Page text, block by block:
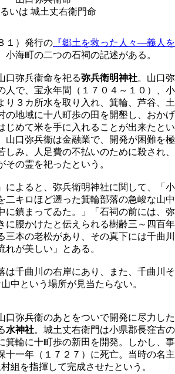
いは 城土丈右衛門命
１）発行の 『郷土を救った人々―義人を
小海町の二つの石祠の記述がある。
口弥兵衞命を祀る弥兵衛明神社。山口弥
人で、宝永年間（１７０４～１０）、小
り３カ所水を取り入れ、箕輪、芦谷、土
の地域に十八町歩の田を開墾し、おかげ
じめて米を手に入れることが出来たとい
山口弥兵衞は金融業で、開発が困難を極
しみ、人足費の不払いのために殺され、
その霊を祀ったという。
によると、弥兵衛明神社に関して、「小
二キロほど遡った箕輪部落の急峻な山中
に鎮まってゐた。」「石祠の前には、弥
に腰かけたと伝えられる樹齢三～四百年
三本の老松があり、その真下には千曲川
れが美しい」とある。
は千曲川の右岸にあり、また、千曲川そ
中という場所が見当たらない。
口弥兵衞のあとをついで開発に尽力した
水神社。城土丈右衛門は小県郡長窪古の
箕輪に十町歩の新田を開発。しかし、事
十一年（１７２７）に死亡。当時の名主
組を指揮して完成させたという。